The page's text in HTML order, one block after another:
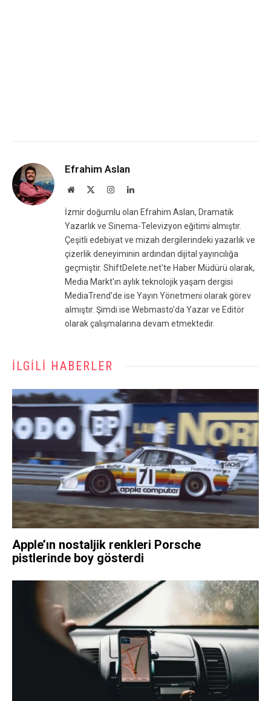
Efrahim Aslan
Website InstagramLinkedIn
İzmir doğumlu olan Efrahim Aslan, Dramatik
Yazarlık ve Sinema-Televizyon eğitimi almıştır.
Çeşitli edebiyat ve mizah dergilerindeki yazarlık ve
çizerlik deneyiminin ardından dijital yayıncılığa
geçmiştir. ShiftDelete.net'te Haber Müdürü olarak,
Media Markt'ın aylık teknolojik yaşam dergisi
MediaTrend'de ise Yayın Yönetmeni olarak görev
almıştır. Şimdi ise Webmasto'da Yazar ve Editör
olarak çalışmalarına devam etmektedir.
İLGILI HABERLER
Apple’ın nostaljik renkleri Porsche
pistlerinde boy gösterdi